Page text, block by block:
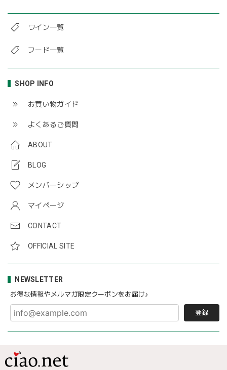
ワイン一覧
フード一覧
SHOP INFO
お買い物ガイド
よくあるご質問
ABOUT
BLOG
メンバーシップ
マイページ
CONTACT
OFFICIAL SITE
NEWSLETTER
お得な情報やメルマガ限定クーポンをお届け♪
登録